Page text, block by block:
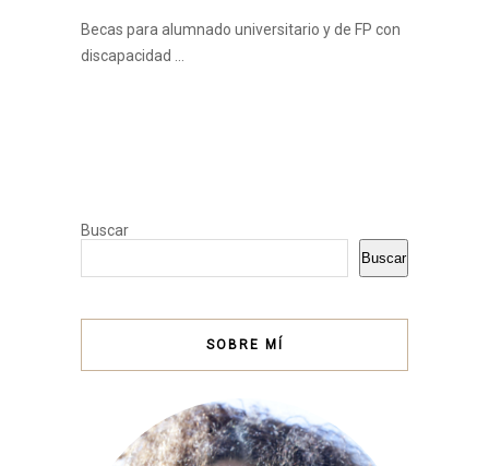
Becas para alumnado universitario y de FP con
discapacidad …
Buscar
Buscar
SOBRE MÍ